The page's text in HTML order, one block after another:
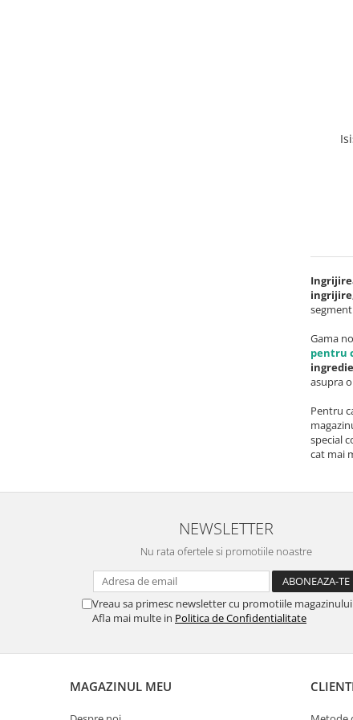
Sticksuri, chipsuri si covrigei
Fructe, nuci, alune si seminte
Nuci si alune bio
Gama
pentru
asupra
Pentru
special
cat mai
NEWSLETTER
Nu rata ofertele si promotiile noastre
Vreau sa primesc newsletter cu promotiile
Afla mai multe in Politica de Confidentialitate
MAGAZINUL MEU